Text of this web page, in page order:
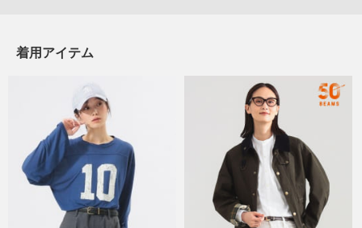
着用アイテム